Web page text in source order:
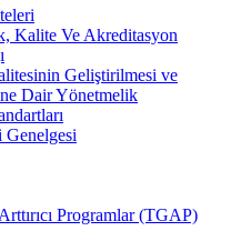
Kalite Ve Akreditasyon
Geliştirilmesi ve
Dair Yönetmelik
Genelgesi
Programlar (TGAP)